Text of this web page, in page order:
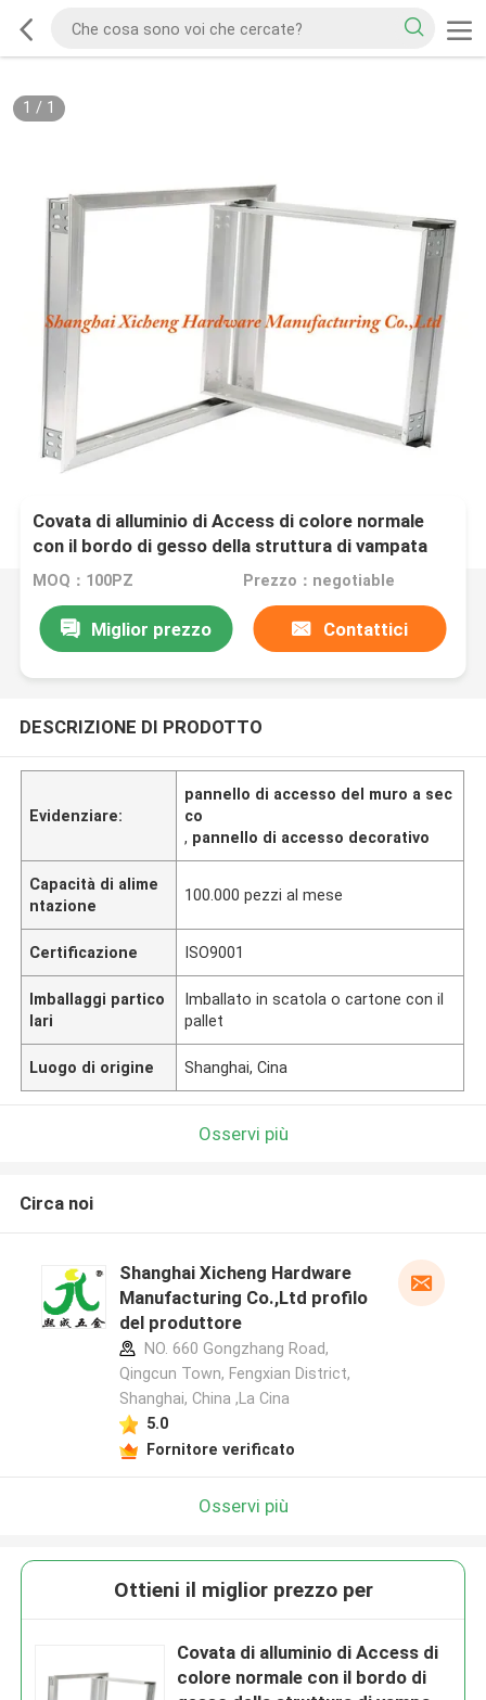
1 / 1
Covata di alluminio di Access di colore normale
con il bordo di gesso della struttura di vampata
dell'alluminio Inaly
MOQ：100PZ Prezzo：negotiable
Miglior prezzo Contattici
DESCRIZIONE DI PRODOTTO
Evidenziare:
pannello di accesso del muro a sec
co
, pannello di accesso decorativo
Capacità di alime
ntazione
100.000 pezzi al mese
Certificazione ISO9001
Imballaggi partico
lari
Imballato in scatola o cartone con il
pallet
Luogo di origine Shanghai, Cina
Osservi più
Circa noi
Shanghai Xicheng Hardware
Manufacturing Co.,Ltd profilo
del produttore
NO. 660 Gongzhang Road,
Qingcun Town, Fengxian District,
Shanghai, China ,La Cina
5.0
Fornitore verificato
Osservi più
Ottieni il miglior prezzo per
Covata di alluminio di Access di
colore normale con il bordo di